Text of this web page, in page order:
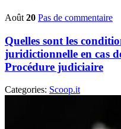
Août 20 Pas de commentaire
Quelles sont les
juridictionnelle en cas
Procédure judiciaire
Categories: Scoop.it